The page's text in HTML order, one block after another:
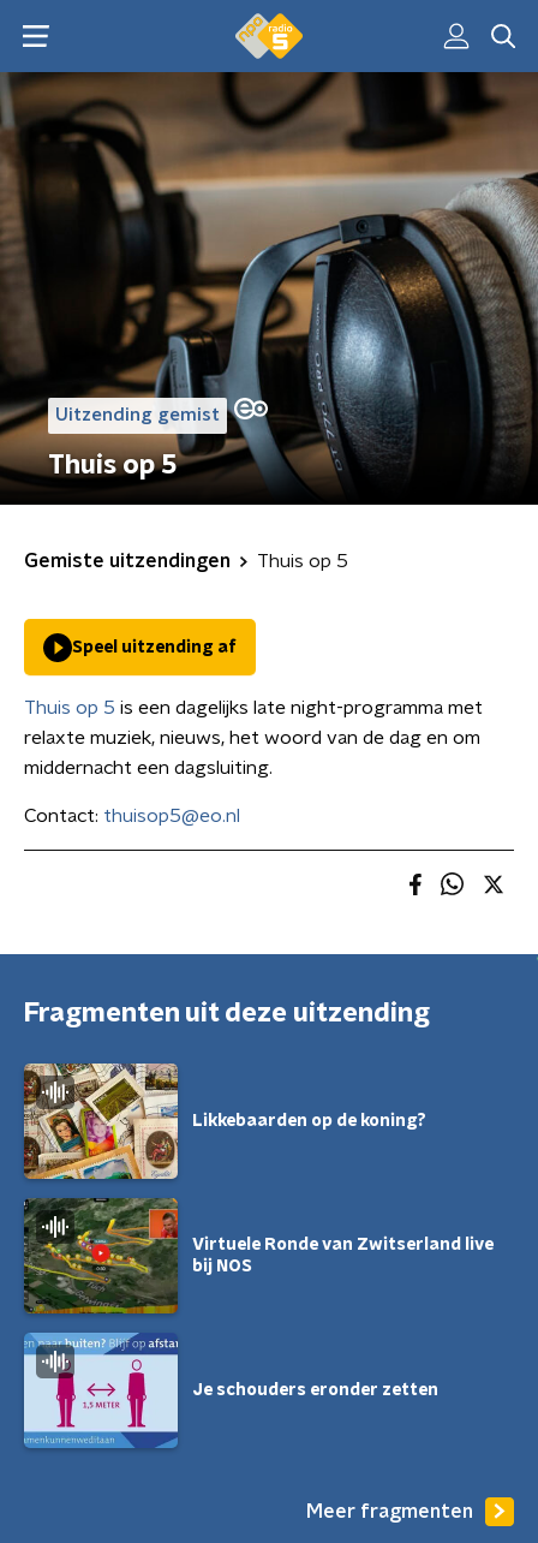
Uitzending gemist
Thuis op 5
Gemiste uitzendingen Thuis op 5
Speel uitzending af
Thuis op 5 is een dagelijks late night-programma met
relaxte muziek, nieuws, het woord van de dag en om
middernacht een dagsluiting.
Contact: thuisop5@eo.nl
Fragmenten uit deze uitzending
Likkebaarden op de koning?
Virtuele Ronde van Zwitserland live
bij NOS
Je schouders eronder zetten
Meer fragmenten